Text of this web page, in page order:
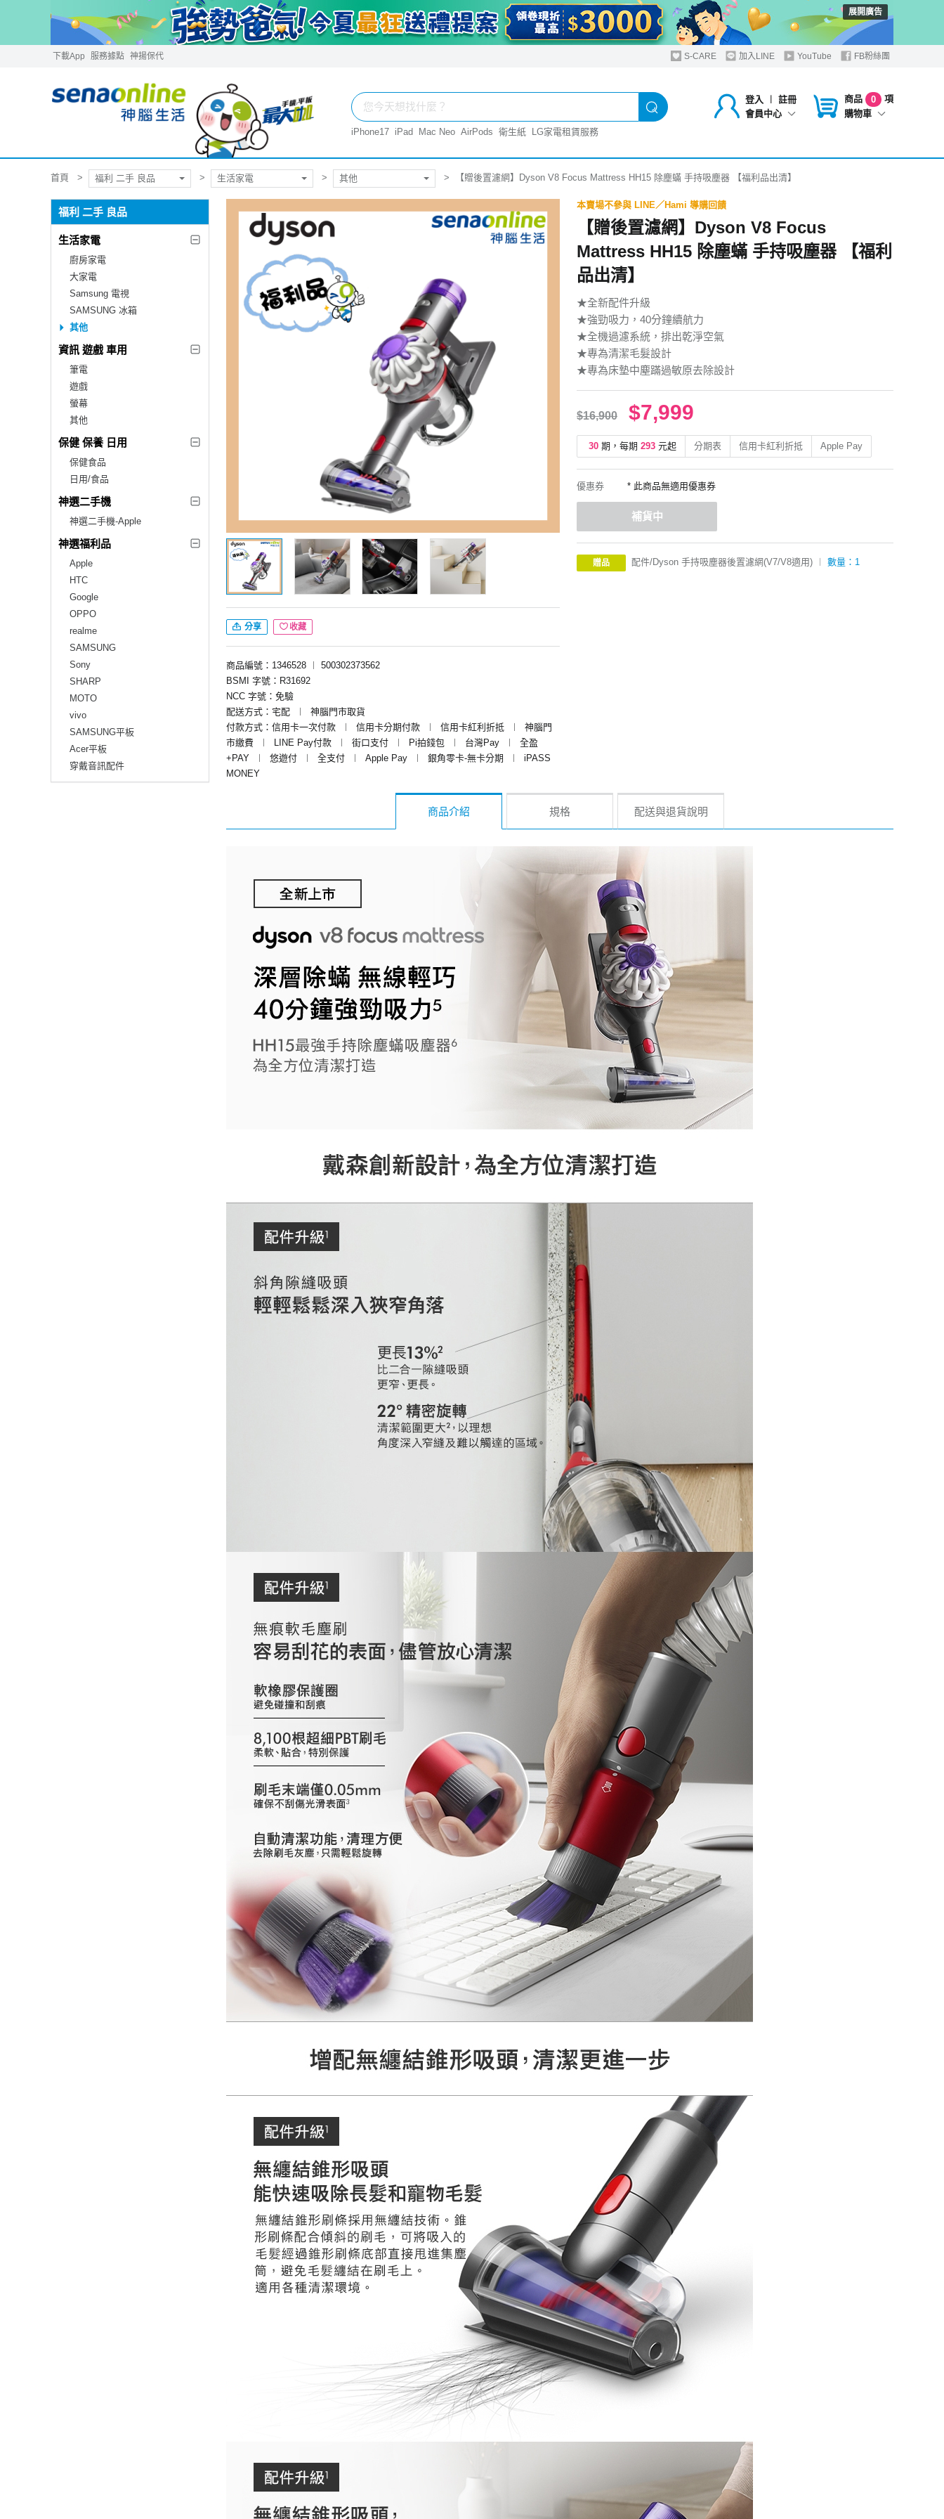
展開廣告
下載App 服務據點 神揚保代 S-CARE 加入LINE YouTube FB粉絲團
登入 ︱
註冊
會員中心
商品 0
項
購物車
iPhone17 iPad Mac Neo AirPods 衛生紙 LG家電租賃服務
首頁 福利 二手 良品 生活家電 其他 【贈後置濾網】Dyson V8 Focus Mattress HH15 除塵蟎 手持吸塵器 【福利品出清】
福利 二手 良品
生活家電
廚房家電
大家電
Samsung 電視
SAMSUNG 冰箱
其他
資訊 遊戲 車用
筆電
遊戲
螢幕
其他
保健 保養 日用
保健食品
日用/食品
神選二手機
神選二手機-Apple
神選福利品
Apple
HTC
Google
OPPO
realme
SAMSUNG
Sony
SHARP
MOTO
vivo
SAMSUNG平板
Acer平板
穿戴音訊配件
分享 收藏
商品編號：1346528 ︱
500302373562
BSMI 字號：R31692
NCC 字號：免驗
配送方式：宅配
︱
神腦門市取貨
付款方式：信用卡一次付款
︱ 信用卡分期付款 ︱ 信用卡紅利折抵 ︱
神腦門
市繳費
︱ LINE Pay付款 ︱ 街口支付 ︱ Pi拍錢包 ︱ 台灣Pay ︱
全盈
+PAY
︱ 悠遊付 ︱ 全支付 ︱ Apple Pay ︱ 銀角零卡-無卡分期 ︱
iPASS
MONEY
本賣場不參與 LINE／Hami 導購回饋
【贈後置濾網】Dyson V8 Focus
Mattress HH15 除塵蟎 手持吸塵器 【福利
品出清】
★全新配件升級
★強勁吸力，40分鐘續航力
★全機過濾系統，排出乾淨空氣
★專為清潔毛髮設計
★專為床墊中塵蹣過敏原去除設計
$16,900 $7,999
30 期，每期 293 元起 分期表 信用卡紅利折抵 Apple Pay
優惠券 * 此商品無適用優惠券
補貨中
贈品 配件/Dyson 手持吸塵器後置濾網(V7/V8適用) ︱ 數量：1
商品介紹 規格 配送與退貨說明